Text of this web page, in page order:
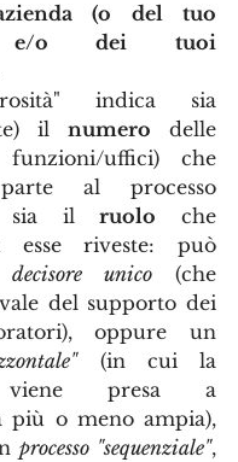
(o del tuo
e/o dei tuoi
indica sia
il numero delle
uffici) che
al processo
sia il ruolo che
esse riveste: può
decisore unico (che
del supporto dei
(in cui la
viene presa a
più o meno ampia),
processo "sequenziale",